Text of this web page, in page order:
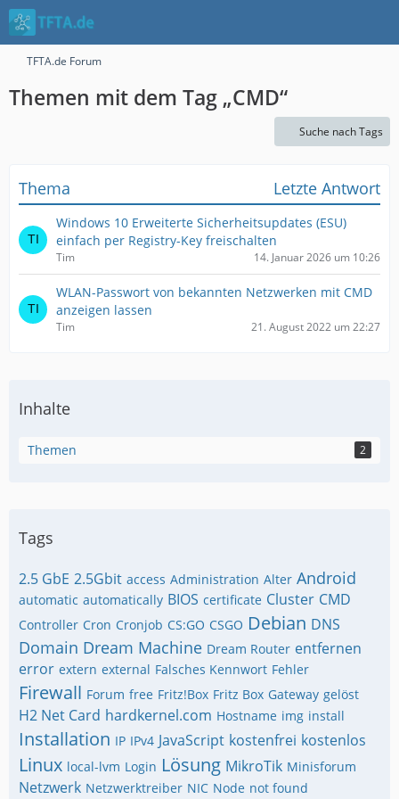
TFTA.de Forum
Themen mit dem Tag „CMD“
Suche nach Tags
Thema Letzte Antwort
Windows 10 Erweiterte Sicherheitsupdates (ESU)
einfach per Registry-Key freischalten
Tim 14. Januar 2026 um 10:26
WLAN-Passwort von bekannten Netzwerken mit CMD
anzeigen lassen
Tim 21. August 2022 um 22:27
Inhalte
Themen 2
Tags
2.5 GbE 2.5Gbit access Administration Alter Android
automatic automatically BIOS certificate Cluster CMD
Controller Cron Cronjob CS:GO CSGO Debian DNS
Domain Dream Machine Dream Router entfernen
error extern external Falsches Kennwort Fehler
Firewall Forum free Fritz!Box Fritz Box Gateway gelöst
H2 Net Card hardkernel.com Hostname img install
Installation IP IPv4 JavaScript kostenfrei kostenlos
Linux local-lvm Login Lösung MikroTik Minisforum
Netzwerk Netzwerktreiber NIC Node not found